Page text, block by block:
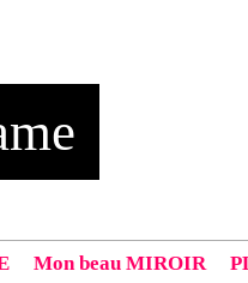
Mon beau MIROIR